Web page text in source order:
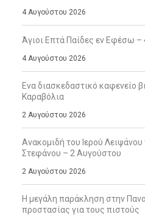
4 Αυγούστου 2026
Άγιοι Επτά Παίδες εν Εφέσω
4 Αυγούστου 2026
Ενα διασκεδαστικό καφενείο
Καραβόλια
2 Αυγούστου 2026
Ανακομιδή του Ιερού
Στεφάνου – 2 Αυγούστου
2 Αυγούστου 2026
Η μεγάλη παράκληση στην
προστασίας για τους πιστούς